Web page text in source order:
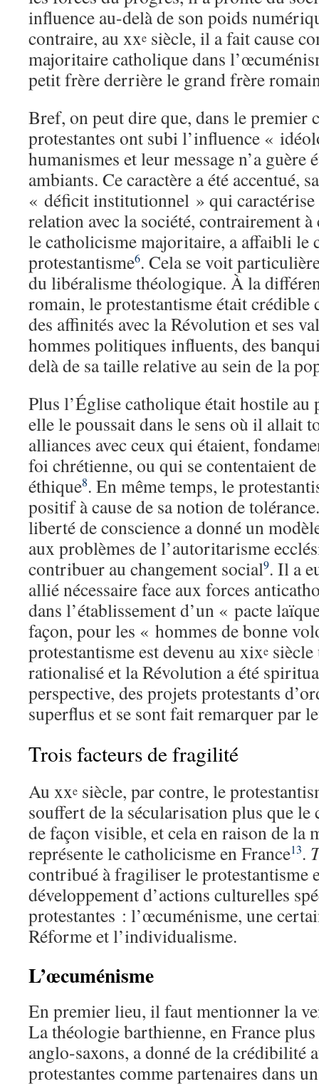
influence au-delà de son poids
contraire, au xxe siècle, il a fait cause
majoritaire catholique dans
petit frère derrière le grand frère
Bref, on peut dire que, dans le premier
protestantes ont subi l’influence «
humanismes et leur message n’a guère
ambiants. Ce caractère a été accentué,
« déficit institutionnel » qui caractérise
relation avec la société, contrairement à
le catholicisme majoritaire, a affaibli le
protestantisme6. Cela se voit
du libéralisme théologique. À la
romain, le protestantisme était crédible
des affinités avec la Révolution et ses
hommes politiques influents, des
delà de sa taille relative au sein de la
Plus l’Église catholique était hostile au
elle le poussait dans le sens où il allait
alliances avec ceux qui étaient,
foi chrétienne, ou qui se contentaient
éthique8. En même temps, le
positif à cause de sa notion de
liberté de conscience a donné un
aux problèmes de l’autoritarisme
contribuer au changement social9. Il a
allié nécessaire face aux forces
dans l’établissement d’un « pacte
façon, pour les « hommes de bonne
protestantisme est devenu au xixe
rationalisé et la Révolution a été
perspective, des projets protestants
superflus et se sont fait remarquer par
Trois facteurs de fragilité
Au xxe siècle, par contre, le
souffert de la sécularisation plus que
de façon visible, et cela en raison de la
représente le catholicisme en France13.
contribué à fragiliser le protestantisme
développement d’actions culturelles
protestantes : l’œcuménisme, une
Réforme et l’individualisme.
L’œcuménisme
En premier lieu, il faut mentionner la
La théologie barthienne, en France plus
anglo-saxons, a donné de la crédibilité
protestantes comme partenaires dans